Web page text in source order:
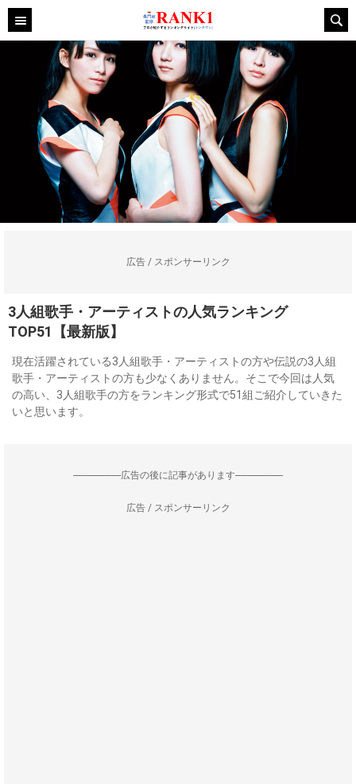
広告 / スポンサーリンク
3人組歌手・アーティストの人気ランキング
TOP51【最新版】
現在活躍されている3人組歌手・アーティストの方や伝説の3人組
歌手・アーティストの方も少なくありません。そこで今回は人気
の高い、3人組歌手の方をランキング形式で51組ご紹介していきた
いと思います。
--------------------広告の後に記事があります--------------------
広告 / スポンサーリンク